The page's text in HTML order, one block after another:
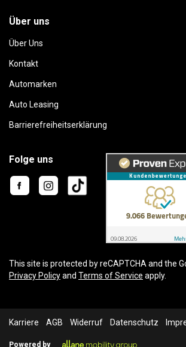
Über uns
Über Uns
Kontakt
Automarken
Auto Leasing
Barrierefreiheitserklärung
Folge uns
This site is protected by reCAPTCHA and the
Privacy Policyand Terms of Service apply.
Karriere AGB Widerruf Datenschutz
Powered by